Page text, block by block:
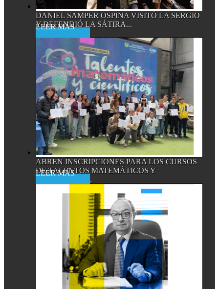
DANIEL SAMPER OSPINA VISITÓ LA SERGIO
Y DEFENDIÓ LA SÁTIRA...
ABREN INSCRIPCIONES PARA LOS CURSOS
DE TALENTOS MATEMÁTICOS Y
CIENTÍFICOS,...